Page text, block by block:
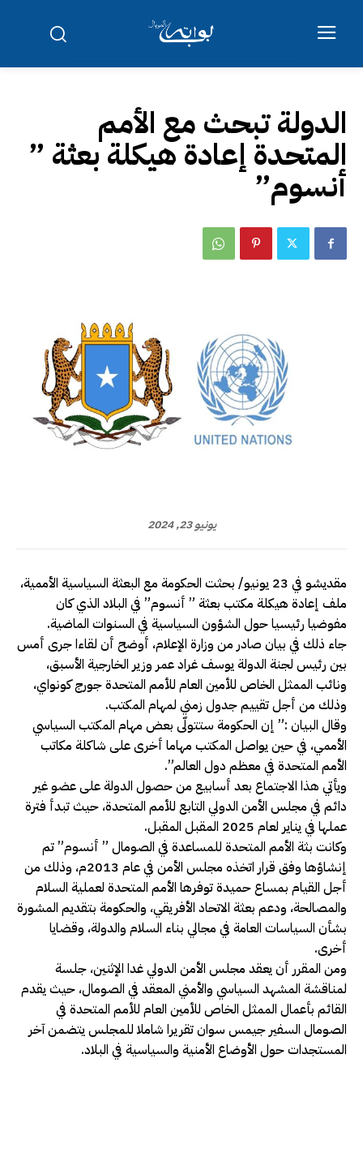
الدولة تبحث مع الأمم
المتحدة إعادة هيكلة بعثة ”
أنسوم”
يونيو 23, 2024
مقديشو في 23 يونيو/ بحثت الحكومة مع البعثة السياسية الأممية،
ملف إعادة هيكلة مكتب بعثة ” أنسوم” في البلاد الذي كان
مفوضيا رئيسيا حول الشؤون السياسية في السنوات الماضية.
جاء ذلك في بيان صادر من وزارة الإعلام، أوضح أن لقاءا جرى أمس
بين رئيس لجنة الدولة يوسف غراد عمر وزير الخارجية الأسبق،
ونائب الممثل الخاص للأمين العام للأمم المتحدة جورج كونواي،
وذلك من أجل تقييم جدول زمني لمهام المكتب.
وقال البيان :” إن الحكومة ستتولّى بعض مهام المكتب السياسي
الأممي، في حين يواصل المكتب مهاما أخرى على شاكلة مكاتب
الأمم المتحدة في معظم دول العالم”.
ويأتي هذا الاجتماع بعد أسابيع من حصول الدولة على عضو غير
دائم في مجلس الأمن الدولي التابع للأمم المتحدة، حيث تبدأ فترة
عملها في يناير لعام 2025 المقبل المقبل.
وكانت بثة الأمم المتحدة للمساعدة في الصومال ” أنسوم” تم
إنشاؤها وفق قرار اتخذه مجلس الأمن في عام 2013م، وذلك من
أجل القيام بمساع حميدة توفرها الأمم المتحدة لعملية السلام
والمصالحة، ودعم بعثة الاتحاد الأفريقي، والحكومة بتقديم المشورة
بشأن السياسات العامة في مجالي بناء السلام والدولة، وقضايا
أخرى.
ومن المقرر أن يعقد مجلس الأمن الدولي غدا الإثنين، جلسة
لمناقشة المشهد السياسي والأمني ​​المعقد في الصومال، حيث يقدم
القائم بأعمال الممثل الخاص للأمين العام للأمم المتحدة في
الصومال السفير جيمس سوان تقريرا شاملا للمجلس يتضمن آخر
المستجدات حول الأوضاع الأمنية والسياسية في البلاد.